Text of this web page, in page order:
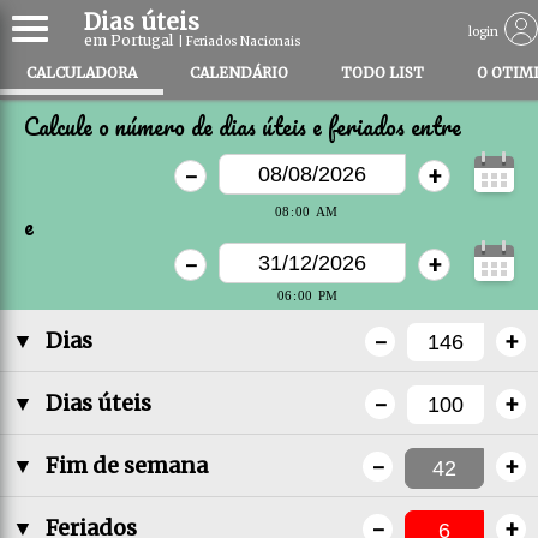
Dias úteis
em Portugal | Feriados Nacionais
login
CALCULADORA CALENDÁRIO TODO LIST O
Calcule o número de dias úteis e feriados entre
+
-
e
+
-
▼ Dias +
-
▼ Dias úteis +
-
▼ Fim de semana +
-
▼ Feriados +
-